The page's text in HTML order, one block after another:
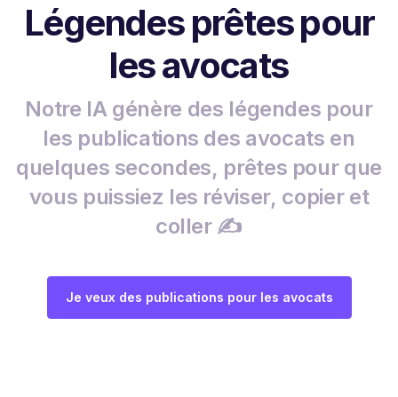
Légendes prêtes pour
les avocats
Notre IA génère des légendes pour
les publications des avocats en
quelques secondes, prêtes pour que
vous puissiez les réviser, copier et
coller ✍️
Je veux des publications pour les avocats